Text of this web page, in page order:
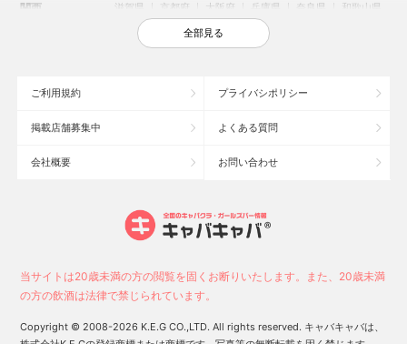
関西 滋賀県 京都府 大阪府 兵庫県 奈良県 和歌山県
鳥取県 島根県 岡山県 広島県
沖縄県
大宮のキャバクラ
六本木のキャバクラ
池袋駅（西口）のキャバクラ
新潟駅前のキャバクラ
全部見る
ご利用規約 プライバシポリシー
掲載店舗募集中 よくある質問
会社概要 お問い合わせ
当サイトは20歳未満の方の閲覧を固くお断りいたします。また、20歳未満
の方の飲酒は法律で禁じられています。
Copyright © 2008-2026 K.E.G CO.,LTD. All rights reserved. キャバキャバは、